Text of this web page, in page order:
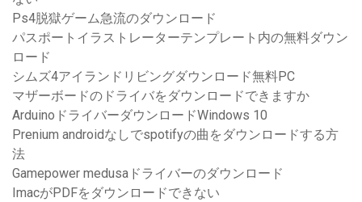
Ps4脱獄ゲーム急流のダウンロード
パスポートイラストレーターテンプレート内の無料ダウン
ロード
シムズ4アイランドリビングダウンロード無料PC
マザーボードのドライバをダウンロードできますか
ArduinoドライバーダウンロードWindows 10
Prenium androidなしでspotifyの曲をダウンロードする方
法
Gamepower medusaドライバーのダウンロード
ImacがPDFをダウンロードできない